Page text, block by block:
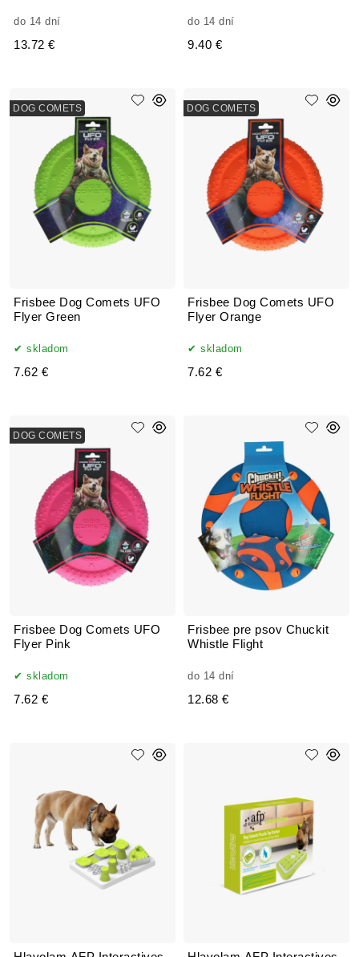
do 14 dní
13.72 €
do 14 dní
9.40 €
Frisbee Dog Comets UFO
Flyer Green
DOG COMETS
skladom
7.62 €
Frisbee Dog Comets UFO
Flyer Orange
DOG COMETS
skladom
7.62 €
Frisbee Dog Comets UFO
Flyer Pink
DOG COMETS
skladom
7.62 €
Frisbee pre psov Chuckit
Whistle Flight
do 14 dní
12.68 €